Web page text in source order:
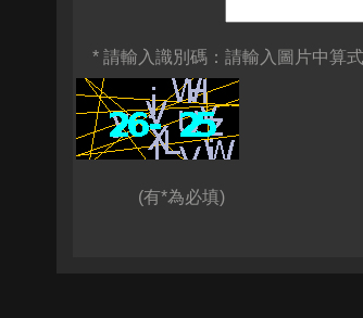
* 請輸入識別碼： 請輸入圖片中算
(有*為必填)